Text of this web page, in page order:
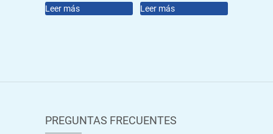
Leer más Leer más
PREGUNTAS FRECUENTES